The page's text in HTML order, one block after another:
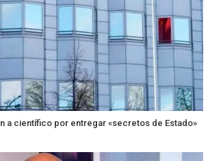
a científico por entregar «secretos de Estado»